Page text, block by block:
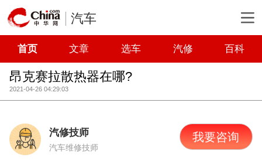
汽车
首页 文章 选车 汽修 百科
昂克赛拉散热器在哪?
2021-04-26 04:29:03
汽修技师
汽车维修技师
我要咨询